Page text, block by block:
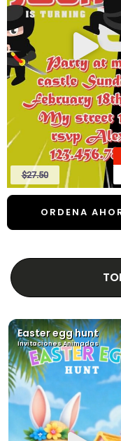
$27.50
ORDENA
Easter egg hunt
Invitaciones Animadas